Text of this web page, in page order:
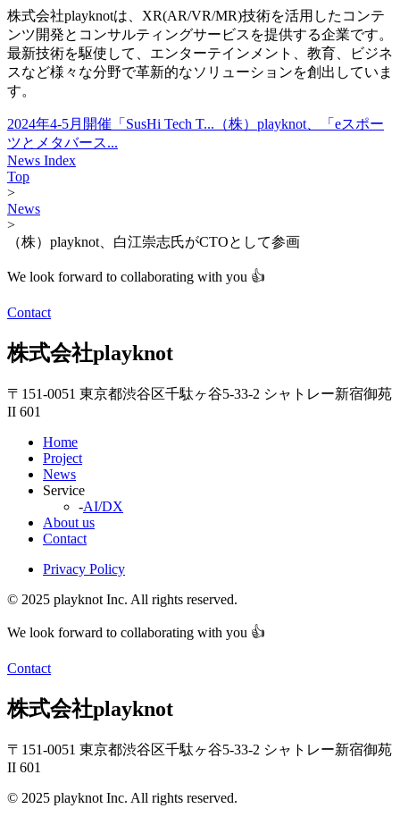
株式会社playknotは、XR(AR/VR/MR)技術を活用したコンテ
ンツ開発とコンサルティングサービスを提供する企業です。
最新技術を駆使して、エンターテインメント、教育、ビジネ
スなど様々な分野で革新的なソリューションを創出していま
す。
2024年4-5月開催「SusHi Tech T... （株）playknot、「eスポー
ツとメタバース...
News Index
Top
>
News
>
（株）playknot、白江崇志氏がCTOとして参画
We look forward to collaborating with you 👍
Contact
株式会社playknot
〒151-0051 東京都渋谷区千駄ヶ谷5-33-2 シャトレー新宿御苑
II 601
Home
Project
News
Service
-AI/DX
About us
Contact
Privacy Policy
© 2025 playknot Inc. All rights reserved.
We look forward to collaborating with you 👍
Contact
株式会社playknot
〒151-0051 東京都渋谷区千駄ヶ谷5-33-2 シャトレー新宿御苑
II 601
© 2025 playknot Inc. All rights reserved.